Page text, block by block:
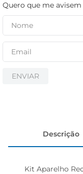
Quero que me
ENVIAR
Descrição
Kit Aparelho
cerveja